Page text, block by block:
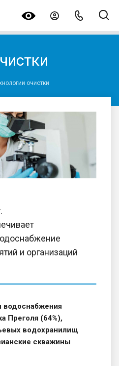
очистки
и организа­ций
водоснабжения
Преголя (64%),
во­дохранилищ
скважи­ны